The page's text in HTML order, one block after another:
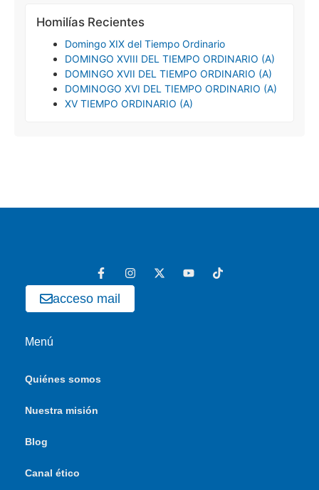
Homilías Recientes
Domingo XIX del Tiempo Ordinario
DOMINGO XVIII DEL TIEMPO ORDINARIO (A)
DOMINGO XVII DEL TIEMPO ORDINARIO (A)
DOMINOGO XVI DEL TIEMPO ORDINARIO (A)
XV TIEMPO ORDINARIO (A)
acceso mail
Menú
Quiénes somos
Nuestra misión
Blog
Canal ético